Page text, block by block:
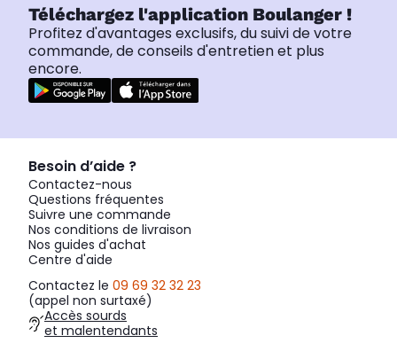
Téléchargez l'application Boulanger !
Profitez d'avantages exclusifs, du suivi de votre
commande, de conseils d'entretien et plus
encore.
Besoin d’aide ?
Contactez-nous
Questions fréquentes
Suivre une commande
Nos conditions de livraison
Nos guides d'achat
Centre d'aide
Contactez le 09 69 32 32 23
(appel non surtaxé)
Accès sourds
et malentendants